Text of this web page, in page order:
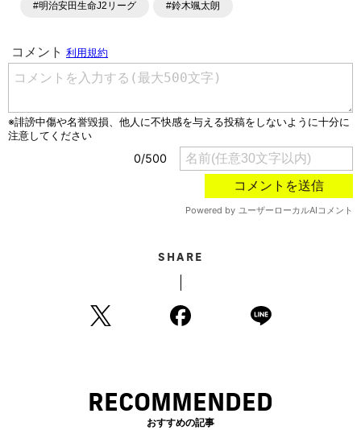
#明治安田生命J2リーグ #鈴木颯太朗
SHARE
RECOMMENDED
おすすめの記事